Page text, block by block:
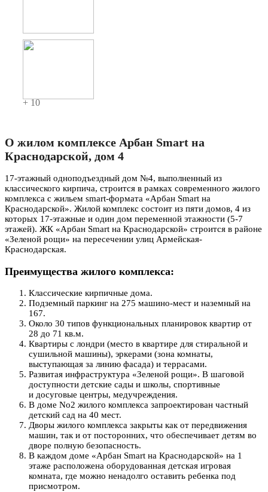
+ 10
О жилом комплексе Арбан Smart на
Краснодарской, дом 4
17-этажный одноподъездный дом №4, выполненный из
классического кирпича, строится в рамках современного жилого
комплекса с жильем smart-формата «Арбан Smart на
Краснодарской». Жилой комплекс состоит из пяти домов, 4 из
которых 17-этажные и один дом переменной этажности (5-7
этажей). ЖК «Арбан Smart на Краснодарской» строится в районе
«Зеленой рощи» на пересечении улиц Армейская-
Краснодарская.
Преимущества жилого комплекса:
Классические кирпичные дома.
Подземный паркинг на 275 машино-мест и наземный на
167.
Около 30 типов функциональных планировок квартир от
28 до 71 кв.м.
Квартиры с лондри (место в квартире для стиральной и
сушильной машины), эркерами (зона комнаты,
выступающая за линию фасада) и террасами.
Развитая инфраструктура «Зеленой рощи». В шаговой
доступности детские сады и школы, спортивные
и досуговые центры, медучреждения.
В доме No2 жилого комплекса запроектирован частный
детский сад на 40 мест.
Дворы жилого комплекса закрыты как от передвижения
машин, так и от посторонних, что обеспечивает детям во
дворе полную безопасность.
В каждом доме «Арбан Smart на Краснодарской» на 1
этаже расположена оборудованная детская игровая
комната, где можно ненадолго оставить ребенка под
присмотром.